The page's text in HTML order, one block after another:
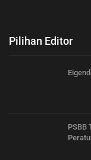
Pilihan Editor
PSBB